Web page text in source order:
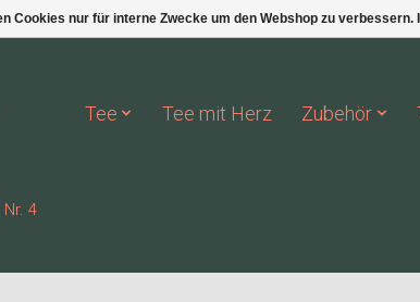
Tee Tee mit Herz Zubehör
4
Cookies nur für interne Zwecke um den Webshop zu verbessern.